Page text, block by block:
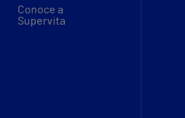
Conoce a
Supervita